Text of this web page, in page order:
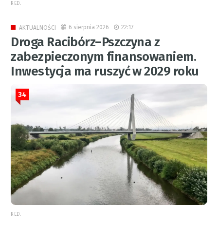
RED.
AKTUALNOŚCI 6 sierpnia 2026 22:17
Droga Racibórz–Pszczyna z
zabezpieczonym finansowaniem.
Inwestycja ma ruszyć w 2029 roku
34
RED.